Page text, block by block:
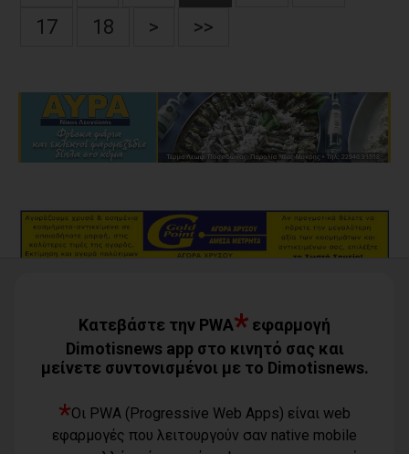
17
18 > >>
Όροι χρήσης
Κατεβάστε την PWA* εφαρμογή
Dimotisnews app στο κινητό σας και
μείνετε συντονισμένοι με το Dimotisnews.
*Οι PWA (Progressive Web Apps) είναι web
εφαρμογές που λειτουργούν σαν native mobile